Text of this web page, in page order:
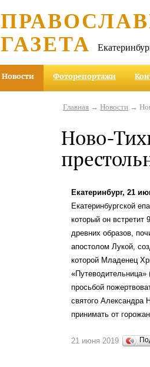
ГАЗЕТА
Новости Фоторепортажи
Главная →Новости →
Ново-
Екатеринбург, 21
Екатеринбургской
который он
древних образов,
апостолом Лукой,
которой Младенец
просьбой
святого Александра
принимать от
21 июня 2019